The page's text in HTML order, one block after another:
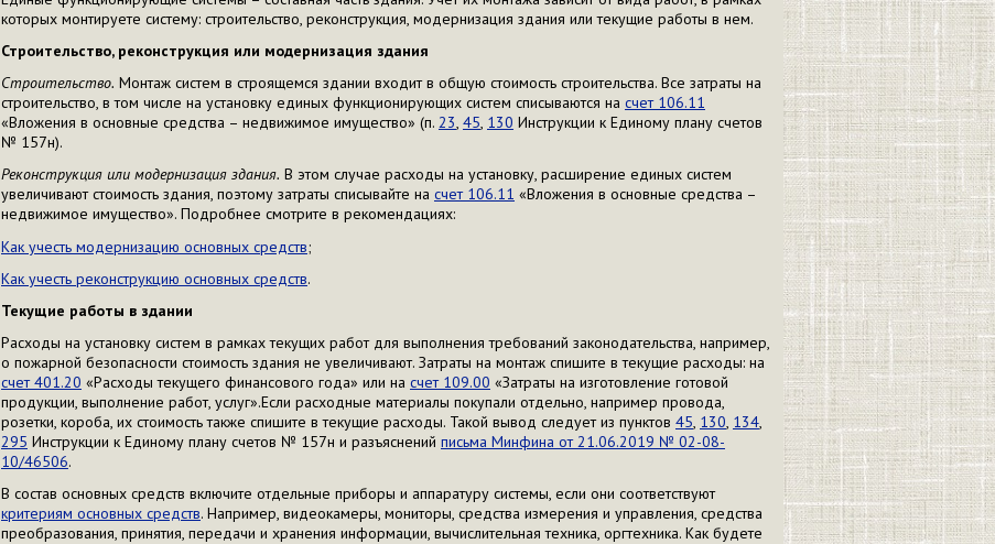
которых монтируете систему: строительство, реконструкция, модернизация здания или текущие работы в нем.
Строительство, реконструкция или модернизация здания
Строительство. Монтаж систем в строящемся здании входит в общую стоимость строительства. Все затраты на
строительство, в том числе на установку единых функционирующих систем списываются на счет 106.11
«Вложения в основные средства – недвижимое имущество» (п. 23, 45, 130 Инструкции к Единому плану счетов
№ 157н).
Реконструкция или модернизация здания. В этом случае расходы на установку, расширение единых систем
увеличивают стоимость здания, поэтому затраты списывайте на счет 106.11 «Вложения в основные средства –
недвижимое имущество». Подробнее смотрите в рекомендациях:
Как учесть модернизацию основных средств;
Как учесть реконструкцию основных средств.
Текущие работы в здании
Расходы на установку систем в рамках текущих работ для выполнения требований законодательства, например,
о пожарной безопасности стоимость здания не увеличивают. Затраты на монтаж спишите в текущие расходы: на
счет 401.20 «Расходы текущего финансового года» или на счет 109.00 «Затраты на изготовление готовой
продукции, выполнение работ, услуг».Если расходные материалы покупали отдельно, например провода,
розетки, короба, их стоимость также спишите в текущие расходы. Такой вывод следует из пунктов 45, 130, 134,
295 Инструкции к Единому плану счетов № 157н и разъяснений письма Минфина от 21.06.2019 № 02-08-
10/46506.
В состав основных средств включите отдельные приборы и аппаратуру системы, если они соответствуют
критериям основных средств. Например, видеокамеры, мониторы, средства измерения и управления, средства
преобразования, принятия, передачи и хранения информации, вычислительная техника, оргтехника. Как будете